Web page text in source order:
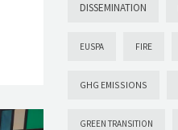
DISSEMINATION
EUSPA FIRE
GHG EMISSIONS
GREEN TRANSITION